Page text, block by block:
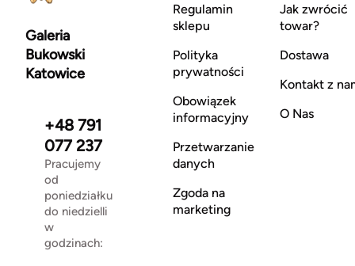
Galeria
Bukowski
Katowice
+48 791
077 237
Pracujemy
od
poniedziałku
do niedzielli
w
godzinach:
Regulamin
sklepu
Polityka
prywatności
Obowiązek
informacyjny
Przetwarzanie
danych
Zgoda na
marketing
Jak zwrócić
towar?
Dostawa
Kontakt z
O Nas